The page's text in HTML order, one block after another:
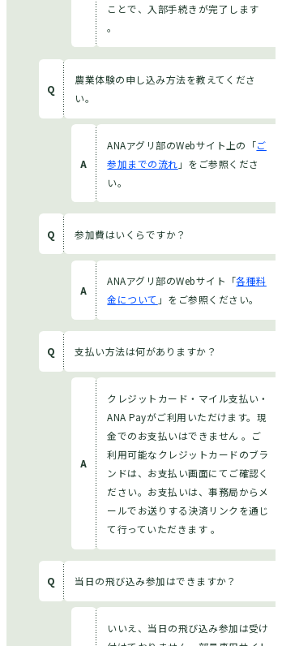
パートナーになる
アグリ部にご関心のある
ことで、入部手続きが完了します
。
農業体験の申し込み方法を教えてくださ
い。
ANAアグリ部のWebサイト上の「ご
参加までの流れ 」をご参照くださ
い。
参加費はいくらですか？
ANAアグリ部のWebサイト「各種料
金について 」をご参照ください。
支払い方法は何がありますか？
クレジットカード・マイル支払い・
ANA Payがご利用いただけます。現
金でのお支払いはできません 。ご
利用可能なクレジットカードのブラ
ンドは、お支払い画面にてご確認く
ださい。お支払いは、事務局からメ
ールでお送りする決済リンクを通じ
て行っていただきます 。
当日の飛び込み参加はできますか？
いいえ、当日の飛び込み参加は受け